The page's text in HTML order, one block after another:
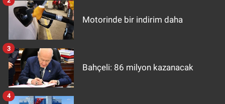
Motorinde bir indirim daha
Bahçeli: 86 milyon kazanacak
3
4